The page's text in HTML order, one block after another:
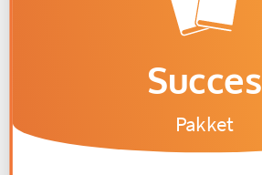
Succes
Pakket